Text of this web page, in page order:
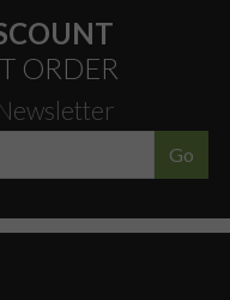
ORDER
Go